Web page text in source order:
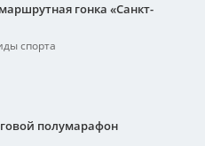
гонка «Санкт-
спорта
полумарафон